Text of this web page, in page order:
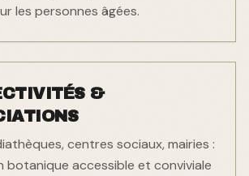
les personnes âgées.
&
centres sociaux, mairies :
botanique accessible et conviviale